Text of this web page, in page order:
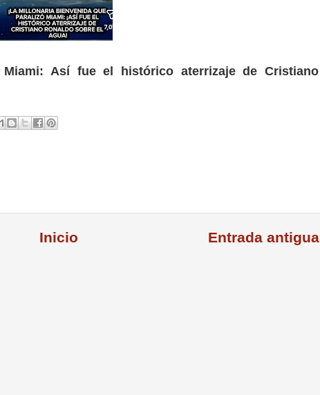
Así fue el histórico aterrizaje de Cristiano
Entrada antigua
Inicio